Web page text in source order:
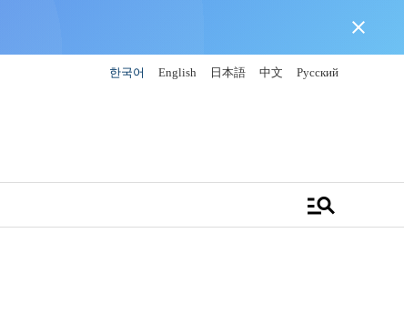
close
한국어 English 日本語 中文 Русский
manage_search